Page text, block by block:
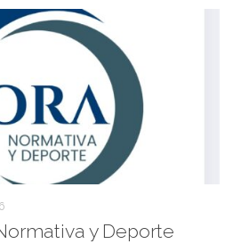
y Deporte